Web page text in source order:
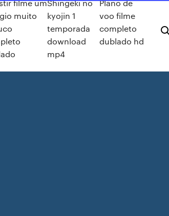
filme um
muito
Shingeki no
kyojin 1
temporada
download
mp4
Plano de
voo filme
completo
dublado hd